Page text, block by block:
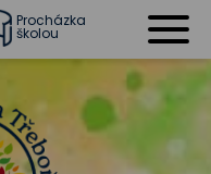
Procházka
školou